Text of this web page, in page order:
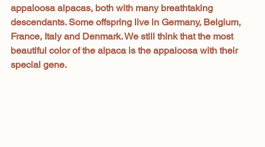
appaloosa alpacas, both with many breathtaking
descendants. Some offspring live in Germany, Belgium,
France, Italy and Denmark. We still think that the most
beautiful color of the alpaca is the appaloosa with their
special gene.